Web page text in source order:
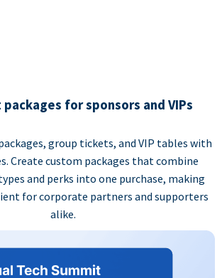
for sponsors and VIPs
group tickets, and VIP tables with
Create custom packages that combine
and perks into one purchase, making
for corporate partners and supporters
alike.